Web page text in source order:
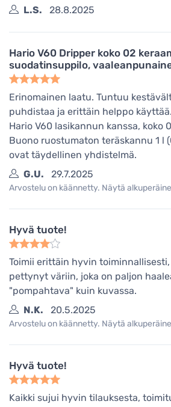
L.S. 28.8.2025
Hario V60 Dripper koko 02
suodatinsuppilo,
Erinomainen laatu. Tuntuu
puhdistaa ja erittäin helppo
Hario V60 lasikannun kanssa, koko
Buono ruostumaton teräskannu 1 l
ovat täydellinen yhdistelmä.
G.U.
29.7.2025
Arvostelu on käännetty. Näytä
Hyvä tuote!
Toimii erittäin hyvin
pettynyt väriin, joka on paljon
"pompahtava" kuin kuvassa.
N.K.
20.5.2025
Arvostelu on käännetty. Näytä
Hyvä tuote!
Kaikki sujui hyvin tilauksesta,